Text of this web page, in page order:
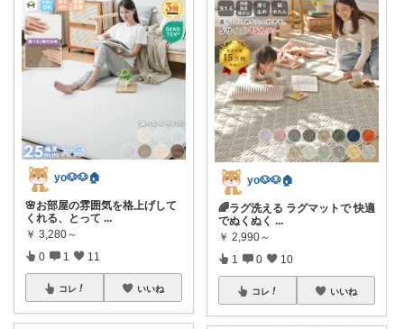
yo🐶🐶🏠
🌸お部屋の雰囲気を格上げして
くれる、とって ...
￥ 3,280～
0 1 11
コレ いいね
yo🐶🐶🏠
🌈ラグ洗える ラグマットで 快適
でぬくぬく ...
￥ 2,990～
1 0 10
コレ いいね